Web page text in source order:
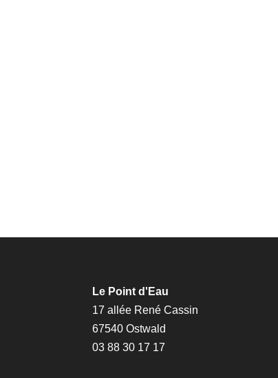
Le Point d'Eau
17 allée René Cassin
67540 Ostwald
03 88 30 17 17